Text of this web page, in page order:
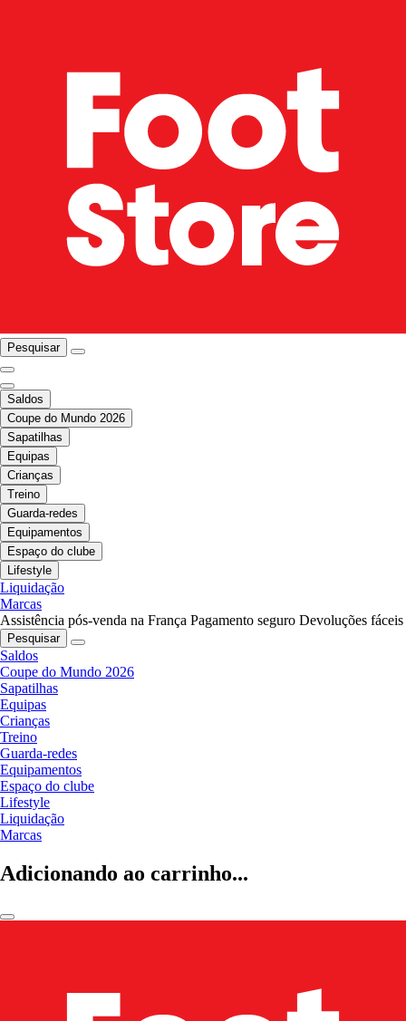
Pesquisar
Saldos
Coupe do Mundo 2026
Sapatilhas
Equipas
Crianças
Treino
Guarda-redes
Equipamentos
Espaço do clube
Lifestyle
Liquidação
Marcas
Assistência pós-venda na França Pagamento seguro Devoluções fáceis
Pesquisar
Saldos
Coupe do Mundo 2026
Sapatilhas
Equipas
Crianças
Treino
Guarda-redes
Equipamentos
Espaço do clube
Lifestyle
Liquidação
Marcas
Adicionando ao carrinho...